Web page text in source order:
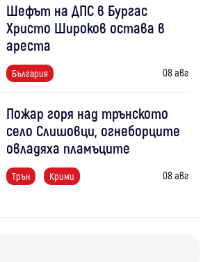
Шефът на ДПС в Бургас
Христо Широков остава в
ареста
България 08 авг
Пожар горя над трънското
село Слишовци, огнеборците
овладяха пламъците
Трън Крими 08 авг